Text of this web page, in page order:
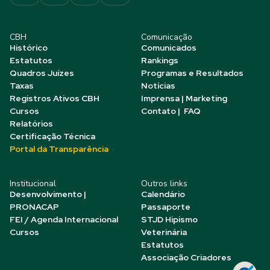
CBH
Histórico
Estatutos
Quadros Juízes
Taxas
Registros Ativos CBH
Cursos
Relatórios
Certificação Técnica
Portal da Transparência
Comunicação
Comunicados
Rankings
Programas e Resultados
Notícias
Imprensa | Marketing
Contato | FAQ
Institucional
Desenvolvimento |
PRONACAP
FEI / Agenda Internacional
Cursos
Outros links
Calendário
Passaporte
STJD Hipismo
Veterinária
Estatutos
Associação Criadores